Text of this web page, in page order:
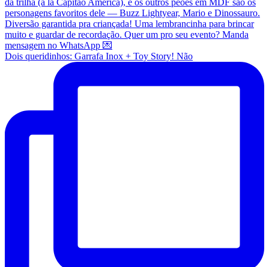
Dois queridinhos: Garrafa Inox + Toy Story! Não